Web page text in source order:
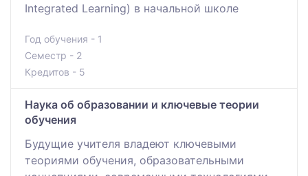
Integrated Learning) в начальной школе
Год обучения - 1
Семестр - 2
Кредитов - 5
Наука об образовании и ключевые теории
обучения
Будущие учителя владеют ключевыми
теориями обучения, образовательными